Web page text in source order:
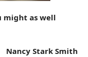
might as well
Nancy Stark Smith